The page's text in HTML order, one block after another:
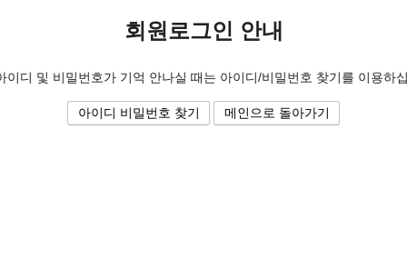
회원로그인 안내
이디 및 비밀번호가 기억 안나실 때는 아이디/비밀번호 찾기를 이용하
아이디 비밀번호 찾기 메인으로 돌아가기